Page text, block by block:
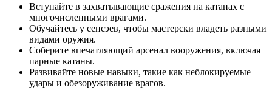
Вступайте в захватывающие сражения на катанах с
многочисленными врагами.
Обучайтесь у сенсэев, чтобы мастерски владеть разными
видами оружия.
Соберите впечатляющий арсенал вооружения, включая
парные катаны.
Развивайте новые навыки, такие как неблокируемые
удары и обезоруживание врагов.